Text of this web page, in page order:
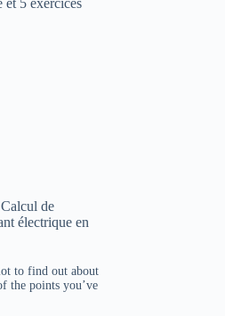
Calcul de
électrique en
to find out about
the points you’ve